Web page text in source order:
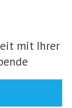
mit Ihrer